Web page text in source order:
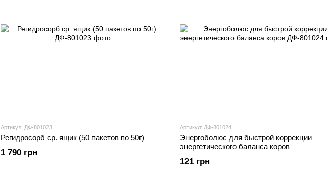
Артикул: ДФ-801023
Регидросорб ср. ящик (50 пакетов по 50г)
1 790 грн
Артикул: ДФ-801024
Энергоболюс для быстрой коррекции
энергетического баланса коров
121 грн